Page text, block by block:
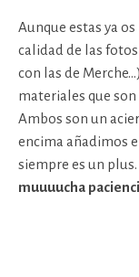
Aunque estas ya
calidad de las
con las de
materiales que son
Ambos son un
encima añadimos
siempre es un
muuuucha